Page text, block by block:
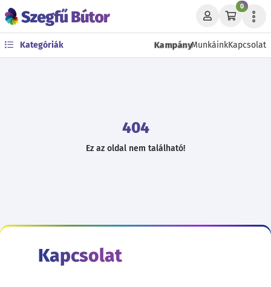
0
Kategóriák KampányMunkáinkKapcsolat
404
Ez az oldal nem található!
Kapcsolat